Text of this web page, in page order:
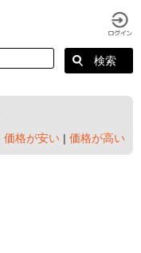
価格が安い | 価格が高い